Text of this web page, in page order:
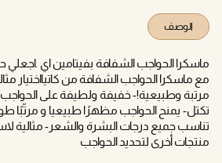
الوصف
ماسكرا الحواجب الشفافة بفيتامين اي .اجعلي
مع ماسكرا الحواجب الشفافة من كاتيااختيار
مرتبة وطبيعية!- خفيفة ولطيفة على
تكتل- يمنح الحواجب مظهرًا طبيعيا و مرتّبًا
تناسب جميع درجات البشرة والشعر- مثالية
منتجات أخرى لتحديد الحواجب